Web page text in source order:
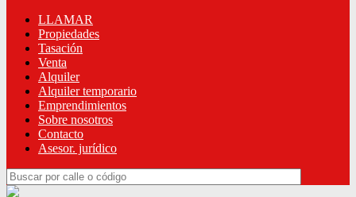
LLAMAR
Propiedades
Tasación
Venta
Alquiler
Alquiler temporario
Emprendimientos
Sobre nosotros
Contacto
Asesor. jurídico